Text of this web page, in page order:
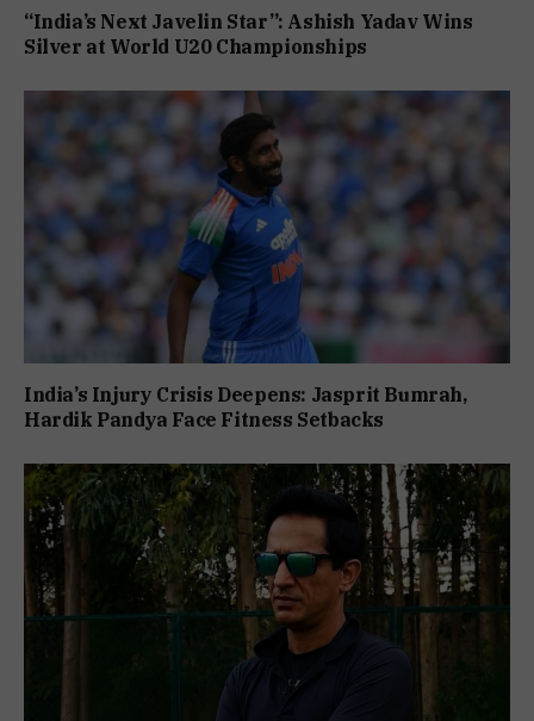
“India’s Next Javelin Star”: Ashish Yadav Wins
Silver at World U20 Championships
India’s Injury Crisis Deepens: Jasprit Bumrah,
Hardik Pandya Face Fitness Setbacks